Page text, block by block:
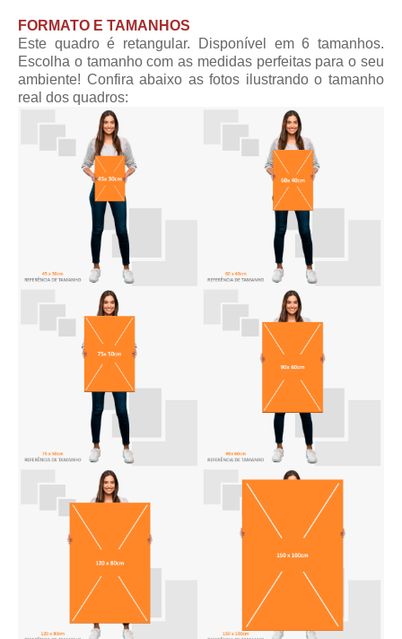
FORMATO E TAMANHOS
Este quadro é retangular. Disponível em 6 tamanhos.
Escolha o tamanho com as medidas perfeitas para o seu
ambiente! Confira abaixo as fotos ilustrando o tamanho
real dos quadros: